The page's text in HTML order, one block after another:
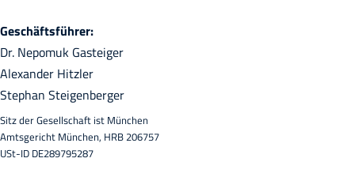
Geschäftsführer:
Dr. Nepomuk Gasteiger
Alexander Hitzler
Stephan Steigenberger
Sitz der Gesellschaft ist München
Amtsgericht München, HRB 206757
USt-ID DE289795287